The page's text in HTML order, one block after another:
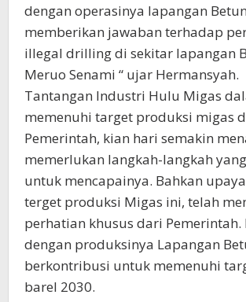
dengan operasinya lapangan
memberikan jawaban terhadap
illegal drilling di sekitar lapangan
Meruo Senami “ ujar Hermansyah.
Tantangan Industri Hulu Migas
memenuhi target produksi migas
Pemerintah, kian hari semakin
memerlukan langkah-langkah
untuk mencapainya. Bahkan
terget produksi Migas ini, telah
perhatian khusus dari Pemerintah.
dengan produksinya Lapangan
berkontribusi untuk memenuhi
barel 2030.